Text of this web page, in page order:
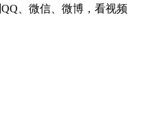
QQ、微信、微博，看视频